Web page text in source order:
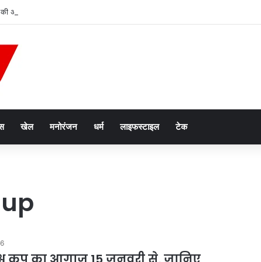
अनोखी पहल, अब हर शुक्रवार को होगा मुख्यमंत्री जन विश्वास अभियान
खेल मनोरंजन धर्म लाइफस्टाइल टेक